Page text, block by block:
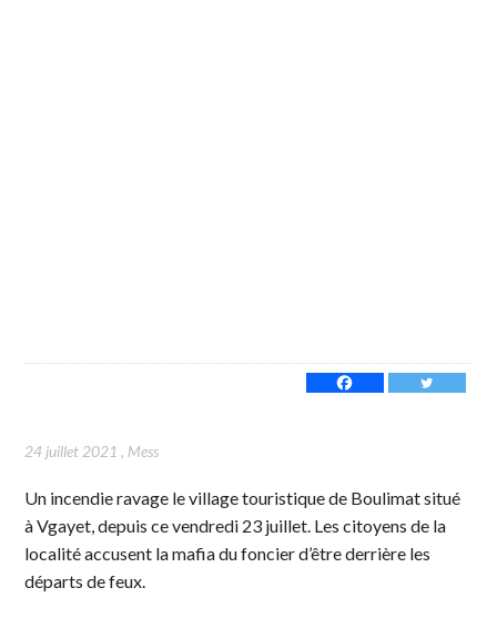
24 juillet 2021 , Mess
Un incendie ravage le village touristique de Boulimat situé
à Vgayet, depuis ce vendredi 23 juillet. Les citoyens de la
localité accusent la mafia du foncier d’être derrière les
départs de feux.